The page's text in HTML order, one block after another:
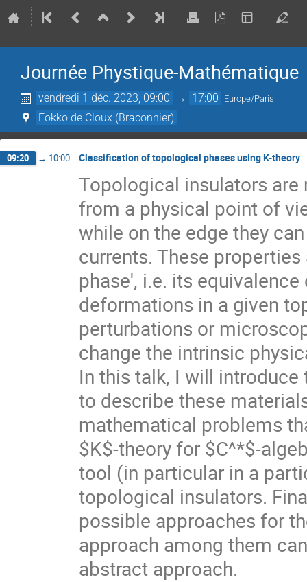
Journée Phystique-Mathématique
vendredi 1 déc. 2023, 09:00 → 17:00 Europe/Paris
Fokko de Cloux (Braconnier)
09:20 → 10:00 Classification of topological phases using K-theory
Topological insulators
from a physical point of
while on the edge they
currents. These
phase', i.e. its
deformations in a given
perturbations or
change the intrinsic
In this talk, I will
to describe these
mathematical problems
$K$-theory for $C^*$-
tool (in particular in a
topological insulators.
possible approaches for
approach among them
abstract approach.